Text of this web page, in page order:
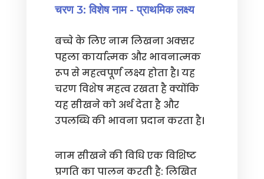
चरण 3: विशेष नाम - प्राथमिक लक्ष्य
बच्चे के लिए नाम लिखना अक्सर
पहला कार्यात्मक और भावनात्मक
रूप से महत्वपूर्ण लक्ष्य होता है। यह
चरण विशेष महत्व रखता है क्योंकि
यह सीखने को अर्थ देता है और
उपलब्धि की भावना प्रदान करता है।
नाम सीखने की विधि एक विशिष्ट
प्रगति का पालन करती है: लिखित